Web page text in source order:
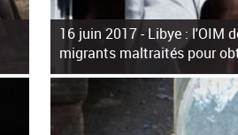
16 juin 2017 -Libye : l'OIM
migrants maltraités pour